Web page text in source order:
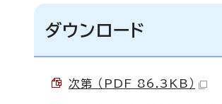
ダウンロード
次第 （PDF 86.3KB）